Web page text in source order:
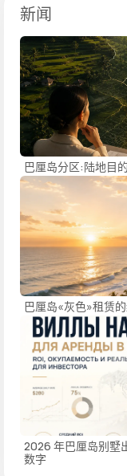
新闻
巴厘岛分区:陆地目
巴厘岛«灰色»租赁
2026 年巴厘岛别墅
数字